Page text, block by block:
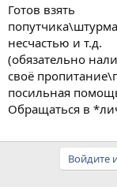
Готов взять
несчастью и т.д.
(обязательно
своё
посильная
Обращаться в
Войдите